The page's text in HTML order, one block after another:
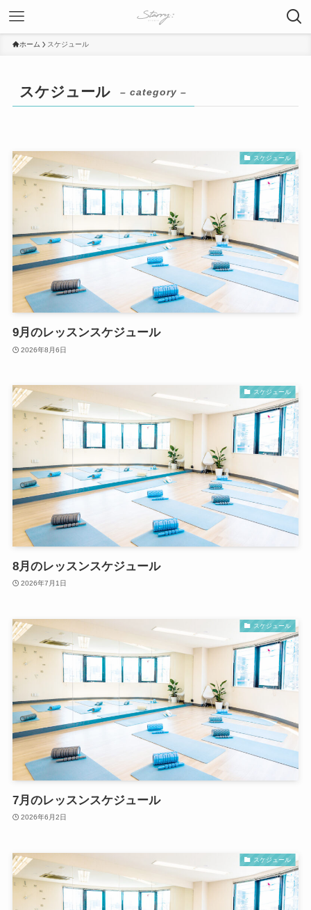
ホーム スケジュール
スケジュール – category –
スケジュール
9月のレッスンスケジュール
2026年8月6日
スケジュール
8月のレッスンスケジュール
2026年7月1日
スケジュール
7月のレッスンスケジュール
2026年6月2日
スケジュール